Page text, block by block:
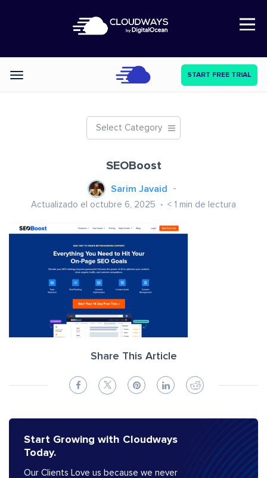
Open Nav
Categories START FREE TRIAL
Select Category
SEOBoost
Sarim Javaid
Actualizado el octubre 6, 2025 < 1 min de lectura
Share This Article
Start Growing with Cloudways
Today.
Our Clients Love us because we never